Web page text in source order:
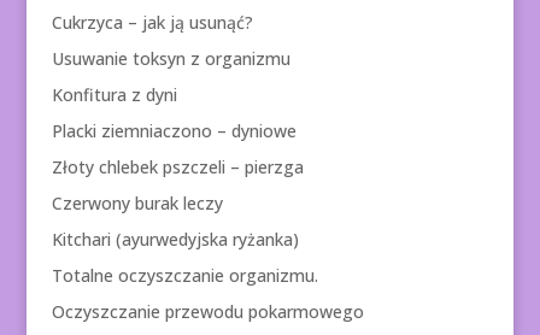
Cukrzyca – jak ją usunąć?
Usuwanie toksyn z organizmu
Konfitura z dyni
Placki ziemniaczono – dyniowe
Złoty chlebek pszczeli – pierzga
Czerwony burak leczy
Kitchari (ayurwedyjska ryżanka)
Totalne oczyszczanie organizmu.
Oczyszczanie przewodu pokarmowego